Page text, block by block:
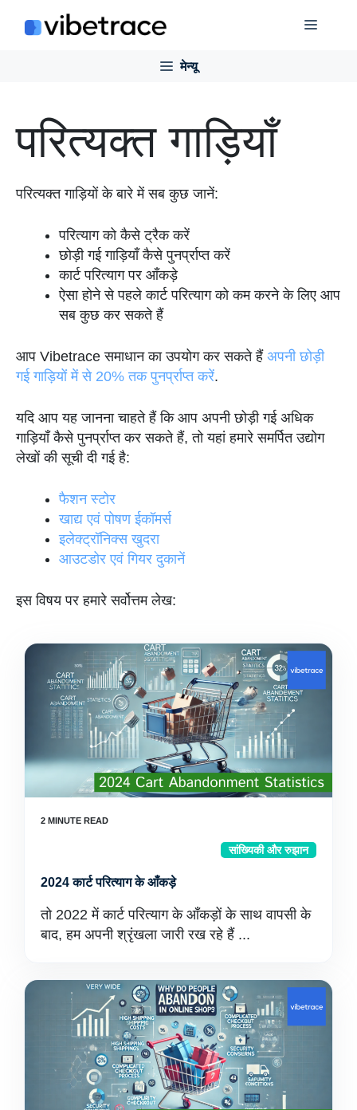
छोड़कर
लिए
मेन्यू
मेन्यू
परित्यक्त गाड़ियाँ
परित्यक्त गाड़ियों के बारे में सब कुछ जानें:
परित्याग को कैसे ट्रैक करें
छोड़ी गई गाड़ियाँ कैसे पुनर्प्राप्त करें
कार्ट परित्याग पर आँकड़े
ऐसा होने से पहले कार्ट परित्याग को कम करने के लिए आप
सब कुछ कर सकते हैं
आप Vibetrace समाधान का उपयोग कर सकते हैं अपनी छोड़ी
गई गाड़ियों में से 20% तक पुनर्प्राप्त करें.
यदि आप यह जानना चाहते हैं कि आप अपनी छोड़ी गई अधिक
गाड़ियाँ कैसे पुनर्प्राप्त कर सकते हैं, तो यहां हमारे समर्पित उद्योग
लेखों की सूची दी गई है:
फैशन स्टोर
खाद्य एवं पोषण ईकॉमर्स
इलेक्ट्रॉनिक्स खुदरा
आउटडोर एवं गियर दुकानें
इस विषय पर हमारे सर्वोत्तम लेख:
सांख्यिकी और रुझान
2024 कार्ट परित्याग के आँकड़े
तो 2022 में कार्ट परित्याग के आँकड़ों के साथ वापसी के
बाद, हम अपनी श्रृंखला जारी रख रहे हैं ...